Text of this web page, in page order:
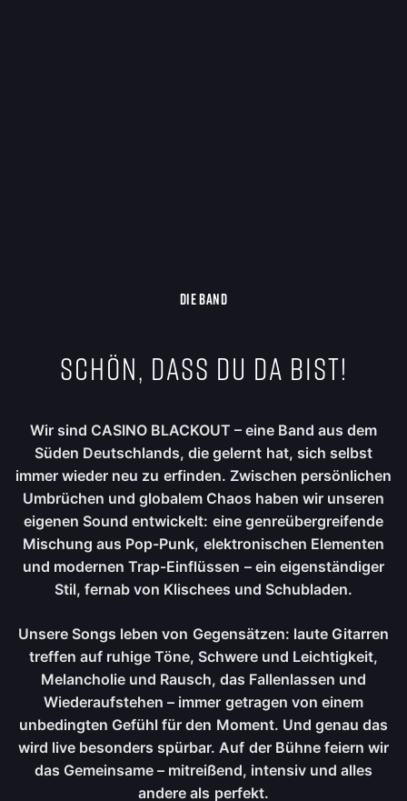
DIE BAND
Schön, dass du da bist!
Wir sind CASINO BLACKOUT – eine Band aus dem
Süden Deutschlands, die gelernt hat, sich selbst
immer wieder neu zu erfinden. Zwischen persönlichen
Umbrüchen und globalem Chaos haben wir unseren
eigenen Sound entwickelt: eine genreübergreifende
Mischung aus Pop-Punk, elektronischen Elementen
und modernen Trap-Einflüssen – ein eigenständiger
Stil, fernab von Klischees und Schubladen.
Unsere Songs leben von Gegensätzen: laute Gitarren
treffen auf ruhige Töne, Schwere und Leichtigkeit,
Melancholie und Rausch, das Fallenlassen und
Wiederaufstehen – immer getragen von einem
unbedingten Gefühl für den Moment. Und genau das
wird live besonders spürbar. Auf der Bühne feiern wir
das Gemeinsame – mitreißend, intensiv und alles
andere als perfekt.